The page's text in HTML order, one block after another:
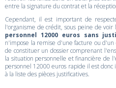
entre la signature du contrat et la
Cependant, il est important de
l'organisme de crédit, sous peine de
personnel 12000 euros sans
n'impose la remise d'une facture ou
de constituer un dossier comprenant
la situation personnelle et financière de
personnel 12000 euros rapide il est
à la liste des pièces justificatives.